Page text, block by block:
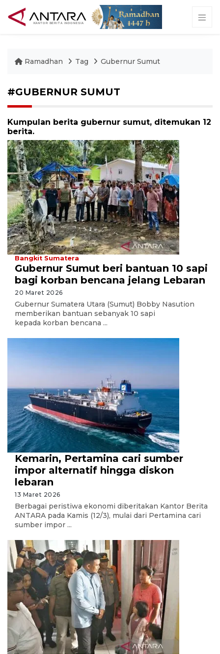
Ramadhan Tag Gubernur Sumut
#GUBERNUR SUMUT
Kumpulan berita gubernur sumut, ditemukan 12
berita.
Bangkit Sumatera
Gubernur Sumut beri bantuan 10 sapi
bagi korban bencana jelang Lebaran
20 Maret 2026
Gubernur Sumatera Utara (Sumut) Bobby Nasution
memberikan bantuan sebanyak 10 sapi
kepada korban bencana ...
Kemarin, Pertamina cari sumber
impor alternatif hingga diskon
lebaran
13 Maret 2026
Berbagai peristiwa ekonomi diberitakan Kantor Berita
ANTARA pada Kamis (12/3), mulai dari Pertamina cari
sumber impor ...